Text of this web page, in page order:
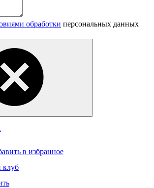
обработки персональных данных
в избранное
клуб